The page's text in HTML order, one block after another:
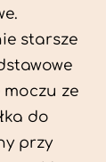
starsze
ze
do
przy